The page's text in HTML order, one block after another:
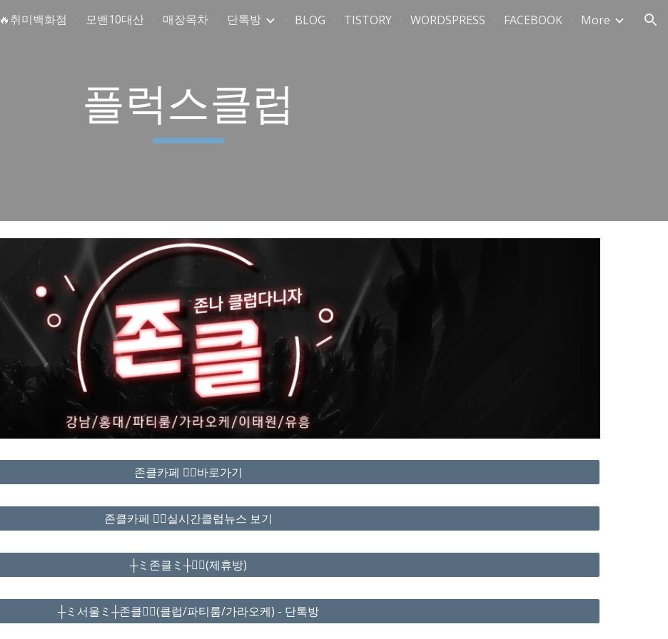
Skip to main content Skip to navigation
🔥취미백화점 모밴10대산 매장목차 단톡방 BLOG TISTORY WORDSPRESS FACEBOOK More
플럭스클럽
존클카페 ❤️‍🔥바로가기
존클카페 ❤️‍🔥실시간클럽뉴스 보기
┼ミ존클ミ┼❤️‍🔥(제휴방)
┼ミ서울ミ┼존클❤️‍🔥(클럽/파티룸/가라오케) - 단톡방